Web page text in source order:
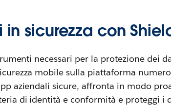
in sicurezza con
necessari per la protezione dei
mobile sulla piattaforma
aziendali sicure, affronta in modo
di identità e conformità e proteggi i